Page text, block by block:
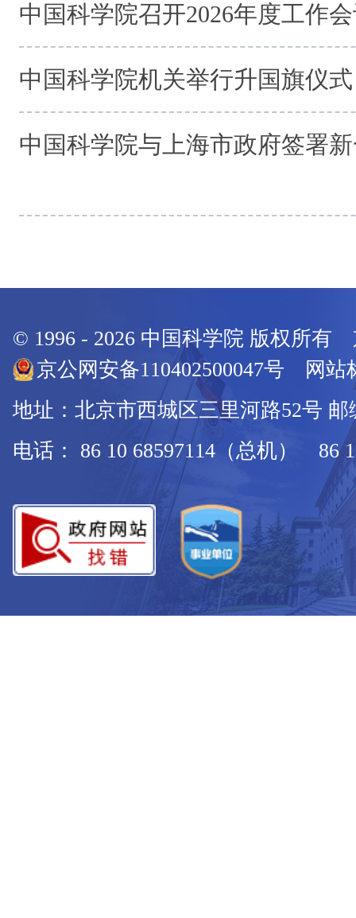
中国科学院召开2026年度工作
中国科学院机关举行升国旗仪式
中国科学院与上海市政府签署
© 1996 - 2026 中国科学院 版权所有
京公网安备110402500047号 网站
地址：北京市西城区三里河路52号 邮
电话： 86 10 68597114（总机） 86